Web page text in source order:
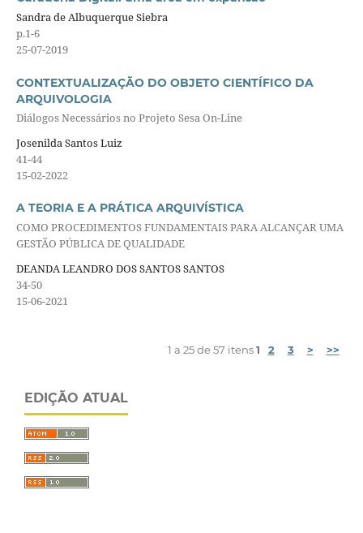
Sandra de Albuquerque Siebra
p.1-6
25-07-2019
CONTEXTUALIZAÇÃO DO OBJETO CIENTÍFICO DA
ARQUIVOLOGIA
Diálogos Necessários no Projeto Sesa On-Line
Josenilda Santos Luiz
41-44
15-02-2022
A TEORIA E A PRÁTICA ARQUIVÍSTICA
COMO PROCEDIMENTOS FUNDAMENTAIS PARA ALCANÇAR UMA
GESTÃO PÚBLICA DE QUALIDADE
DEANDA LEANDRO DOS SANTOS SANTOS
34-50
15-06-2021
1 a 25 de 57 itens1 2 3 > >>
EDIÇÃO ATUAL